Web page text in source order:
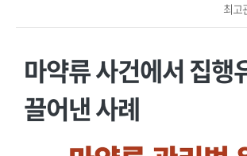
최고
마약류 사건에서 집행
끌어낸 사례